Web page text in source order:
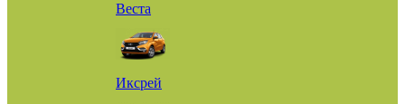
Веста
Иксрей